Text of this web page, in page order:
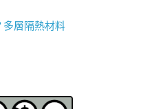
多層隔熱材料